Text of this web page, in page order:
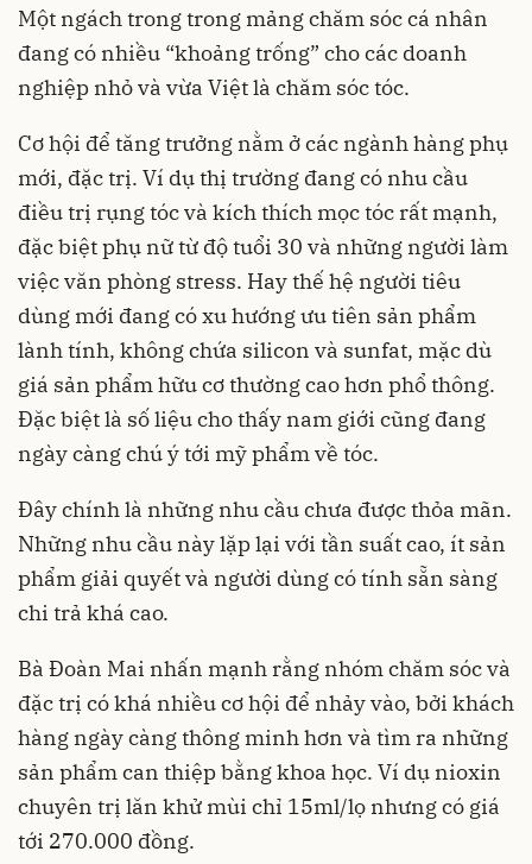
Một ngách trong trong mảng chăm sóc cá nhân
đang có nhiều “khoảng trống” cho các doanh
nghiệp nhỏ và vừa Việt là chăm sóc tóc.
Cơ hội để tăng trưởng nằm ở các ngành hàng phụ
mới, đặc trị. Ví dụ thị trường đang có nhu cầu
điều trị rụng tóc và kích thích mọc tóc rất mạnh,
đặc biệt phụ nữ từ độ tuổi 30 và những người làm
việc văn phòng stress. Hay thế hệ người tiêu
dùng mới đang có xu hướng ưu tiên sản phẩm
lành tính, không chứa silicon và sunfat, mặc dù
giá sản phẩm hữu cơ thường cao hơn phổ thông.
Đặc biệt là số liệu cho thấy nam giới cũng đang
ngày càng chú ý tới mỹ phẩm về tóc.
Đây chính là những nhu cầu chưa được thỏa mãn.
Những nhu cầu này lặp lại với tần suất cao, ít sản
phẩm giải quyết và người dùng có tính sẵn sàng
chi trả khá cao.
Bà Đoàn Mai nhấn mạnh rằng nhóm chăm sóc và
đặc trị có khá nhiều cơ hội để nhảy vào, bởi khách
hàng ngày càng thông minh hơn và tìm ra những
sản phẩm can thiệp bằng khoa học. Ví dụ nioxin
chuyên trị lăn khử mùi chỉ 15ml/lọ nhưng có giá
tới 270.000 đồng.